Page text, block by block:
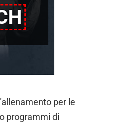
per le
programmi di